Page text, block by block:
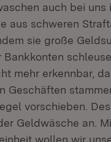
auch bei uns
aus schweren
sie große
Bankkonten
mehr erkennbar,
Geschäften
vorschieben.
Geldwäsche an.
wollen wir